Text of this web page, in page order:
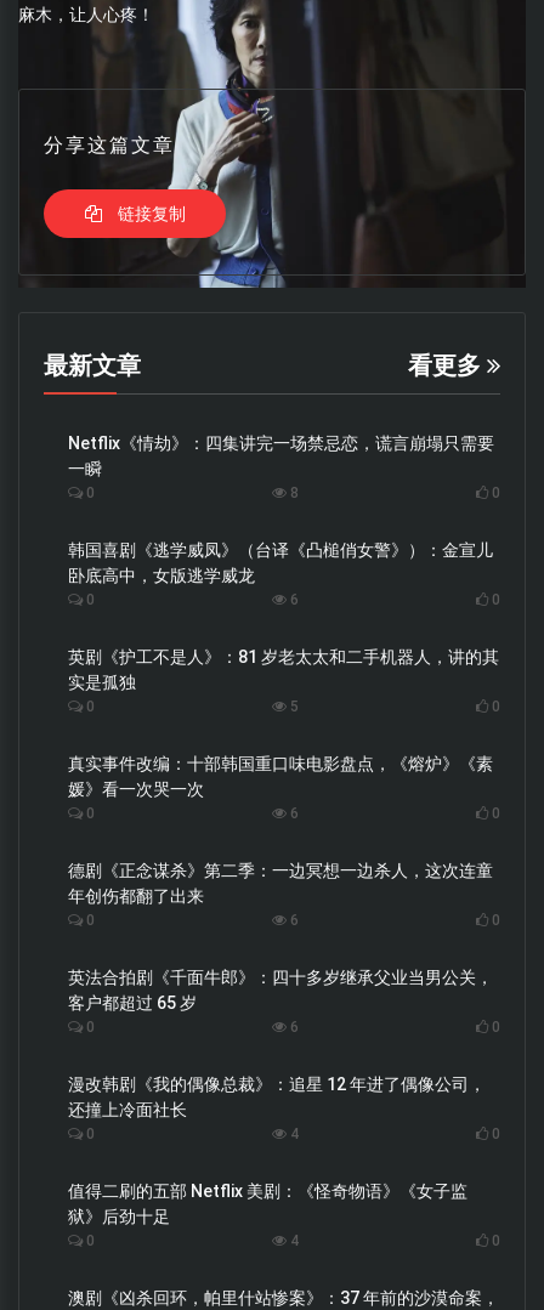
麻木，让人心疼！
分享这篇文章
链接复制
最新文章 看更多
Netflix《情劫》：四集讲完一场禁忌恋，谎言崩塌只需要
一瞬
0 8 0
韩国喜剧《逃学威凤》（台译《凸槌俏女警》）：金宣儿
卧底高中，女版逃学威龙
0 6 0
英剧《护工不是人》：81 岁老太太和二手机器人，讲的其
实是孤独
0 5 0
真实事件改编：十部韩国重口味电影盘点，《熔炉》《素
媛》看一次哭一次
0 6 0
德剧《正念谋杀》第二季：一边冥想一边杀人，这次连童
年创伤都翻了出来
0 6 0
英法合拍剧《千面牛郎》：四十多岁继承父业当男公关，
客户都超过 65 岁
0 6 0
漫改韩剧《我的偶像总裁》：追星 12 年进了偶像公司，
还撞上冷面社长
0 4 0
值得二刷的五部 Netflix 美剧：《怪奇物语》《女子监
狱》后劲十足
0 4 0
澳剧《凶杀回环，帕里什站惨案》：37 年前的沙漠命案，